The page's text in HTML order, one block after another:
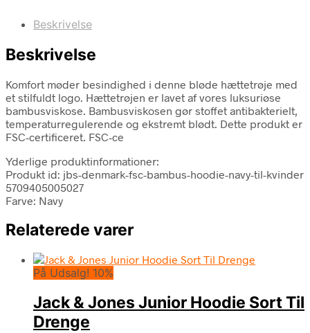
Beskrivelse
Beskrivelse
Komfort møder besindighed i denne bløde hættetrøje med
et stilfuldt logo. Hættetrøjen er lavet af vores luksuriøse
bambusviskose. Bambusviskosen gør stoffet antibakterielt,
temperaturregulerende og ekstremt blødt. Dette produkt er
FSC-certificeret. FSC-ce
Yderlige produktinformationer:
Produkt id: jbs-denmark-fsc-bambus-hoodie-navy-til-kvinder
5709405005027
Farve: Navy
Relaterede varer
På Udsalg! 10%
Jack & Jones Junior Hoodie Sort Til
Drenge